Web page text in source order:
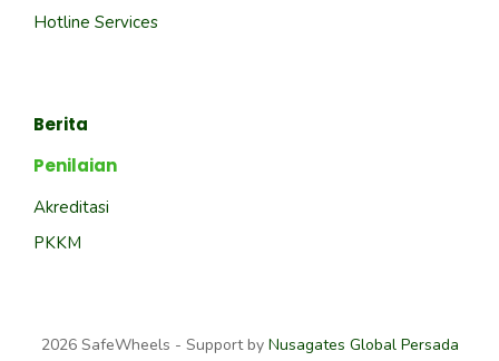
Hotline Services
Berita
Penilaian
Akreditasi
PKKM
2026 SafeWheels - Support by Nusagates Global Persada